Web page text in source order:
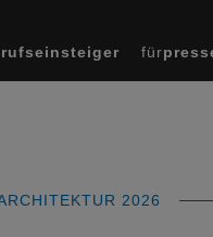
für
2026